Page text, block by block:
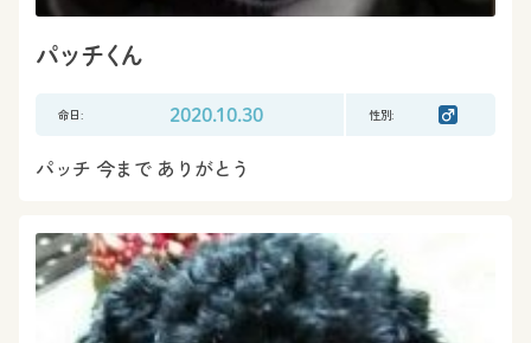
パッチくん
命日: 2020.10.30 性別:
パッチ 今まで ありがとう